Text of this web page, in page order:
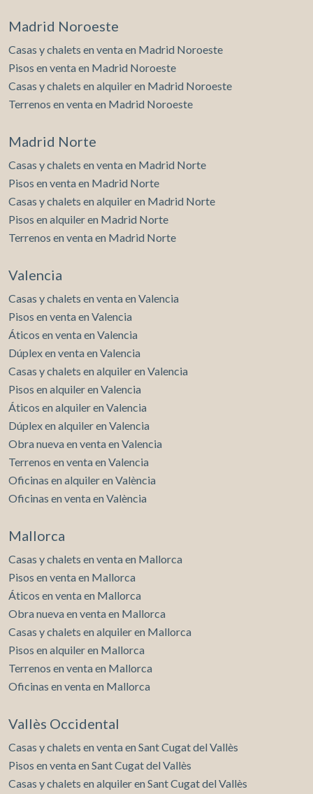
Madrid Noroeste
Casas y chalets en venta en Madrid Noroeste
Pisos en venta en Madrid Noroeste
Casas y chalets en alquiler en Madrid Noroeste
Terrenos en venta en Madrid Noroeste
Madrid Norte
Casas y chalets en venta en Madrid Norte
Pisos en venta en Madrid Norte
Casas y chalets en alquiler en Madrid Norte
Pisos en alquiler en Madrid Norte
Terrenos en venta en Madrid Norte
Valencia
Casas y chalets en venta en Valencia
Pisos en venta en Valencia
Áticos en venta en Valencia
Dúplex en venta en Valencia
Casas y chalets en alquiler en Valencia
Pisos en alquiler en Valencia
Áticos en alquiler en Valencia
Dúplex en alquiler en Valencia
Obra nueva en venta en Valencia
Terrenos en venta en Valencia
Oficinas en alquiler en València
Oficinas en venta en València
Mallorca
Casas y chalets en venta en Mallorca
Pisos en venta en Mallorca
Áticos en venta en Mallorca
Obra nueva en venta en Mallorca
Casas y chalets en alquiler en Mallorca
Pisos en alquiler en Mallorca
Terrenos en venta en Mallorca
Oficinas en venta en Mallorca
Vallès Occidental
Casas y chalets en venta en Sant Cugat del Vallès
Pisos en venta en Sant Cugat del Vallès
Casas y chalets en alquiler en Sant Cugat del Vallès